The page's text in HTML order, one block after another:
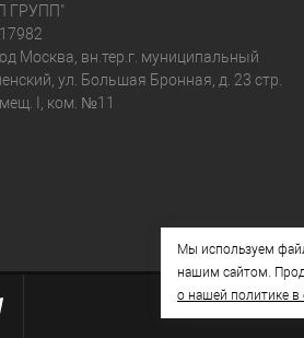
ГРУПП"
Москва, вн.тер.г. муниципальный
ул. Большая Бронная, д. 23 стр.
I, ком. №11
Мы используем
нашим сайтом.
о нашей политике